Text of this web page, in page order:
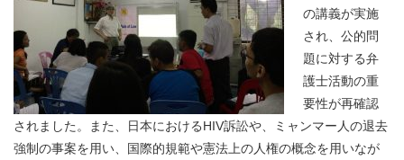
の講義が実施
され、公的問
題に対する弁
護士活動の重
要性が再確認
されました。また、日本におけるHIV訴訟や、ミャンマー人の退去
強制の事案を用い、国際的規範や憲法上の人権の概念を用いなが